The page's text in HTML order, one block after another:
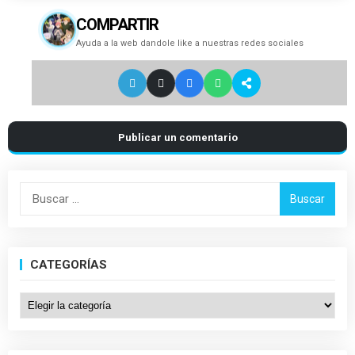
COMPARTIR
Ayuda a la web dandole like a nuestras redes sociales
Publicar un comentario
Buscar:
CATEGORÍAS
Categorías